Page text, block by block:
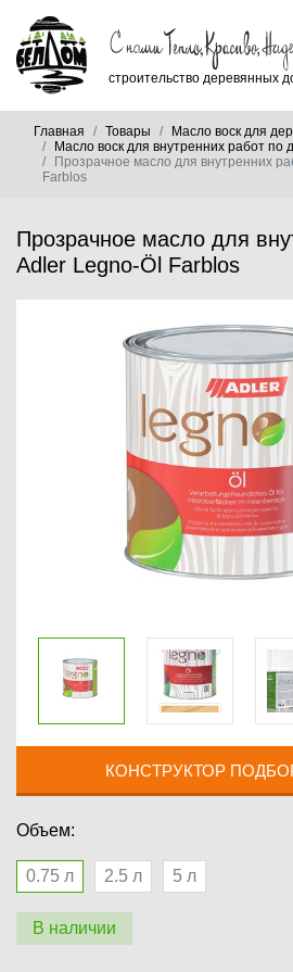
строительство деревянных
Главная Товары
Масло воск для
Масло воск для внутренних работ по
Прозрачное масло для внутренних
Farblos
Прозрачное масло для
Adler Legno-Öl Farblos
КОНСТРУКТОР
Объем:
0.75 л 2.5 л 5 л
В наличии